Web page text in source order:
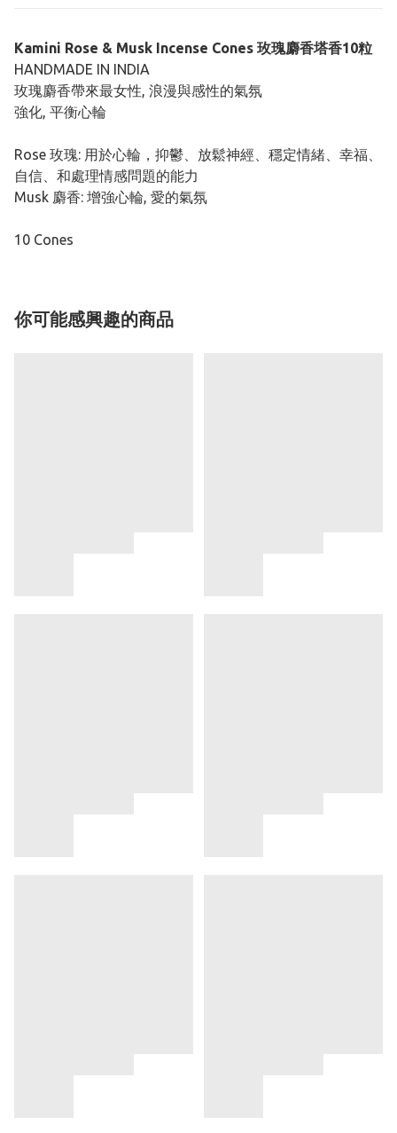
Kamini Rose & Musk Incense Cones 玫瑰麝香塔香10粒
HANDMADE IN INDIA
玫瑰麝香帶來最女性, 浪漫與感性的氣氛
強化, 平衡心輪
Rose 玫瑰: 用於心輪，抑鬱、放鬆神經、穩定情緒、幸福、
自信、和處理情感問題的能力
Musk 麝香: 增強心輪, 愛的氣氛
10 Cones
你可能感興趣的商品